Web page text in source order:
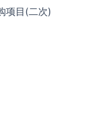
项目(二次)